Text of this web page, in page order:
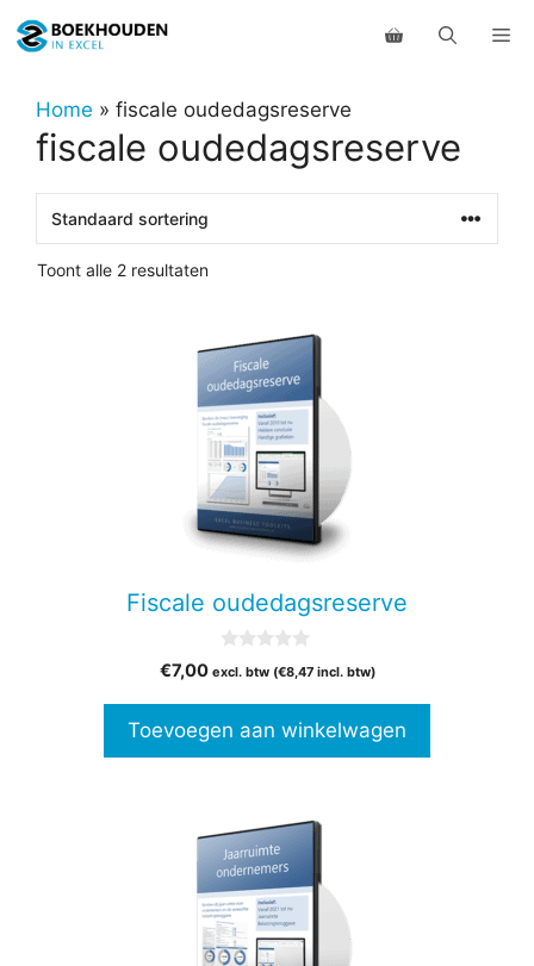
naar
inhoudHome » fiscale oudedagsreserve
fiscale oudedagsreserve
Toont alle 2 resultaten
Fiscale oudedagsreserve
v
5
€7,00 excl. btw (€8,47incl. btw)
Toevoegen aan winkelwagen